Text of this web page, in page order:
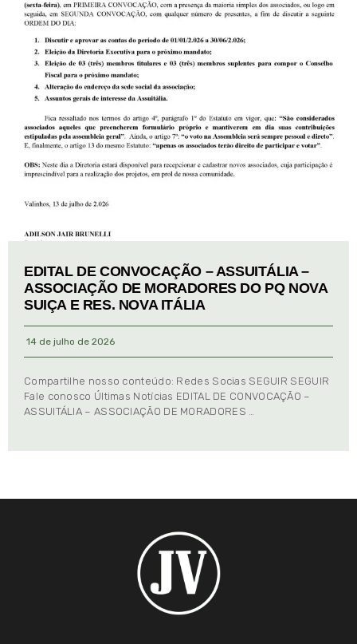
EDITAL DE CONVOCAÇÃO – ASSUITÁLIA –
ASSOCIAÇÃO DE MORADORES DO PQ NOVA
SUIÇA E RES. NOVA ITÁLIA
14 de julho de 2026
Compartilhe nosso conteúdo: Redes Socias SEGUIR SEGUIR
Fale conosco Últimas Notícias EDITAL DE CONVOCAÇÃO –
ASSUITÁLIA – ASSOCIAÇÃO DE MORADORES …